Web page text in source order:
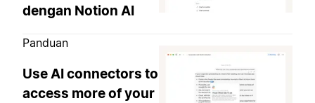
dengan Notion AI
Panduan
Use AI connectors to
access more of your